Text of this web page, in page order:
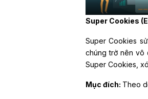
Super Cookies
Super Cookies
chúng trở nên vô
Super Cookies,
Mục đích: Theo